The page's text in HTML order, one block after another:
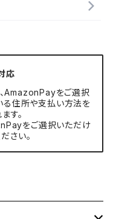
応
AmazonPayをご選択
る住所や支払い方法を
す。
をご選択いただけ
さい。